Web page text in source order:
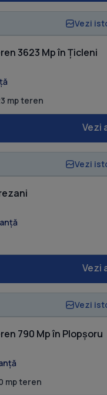
Vezi
3623 Mp în Țicleni
mp teren
Vezi
Vezi
Vezi
Vezi
790 Mp în Plopșoru
mp teren